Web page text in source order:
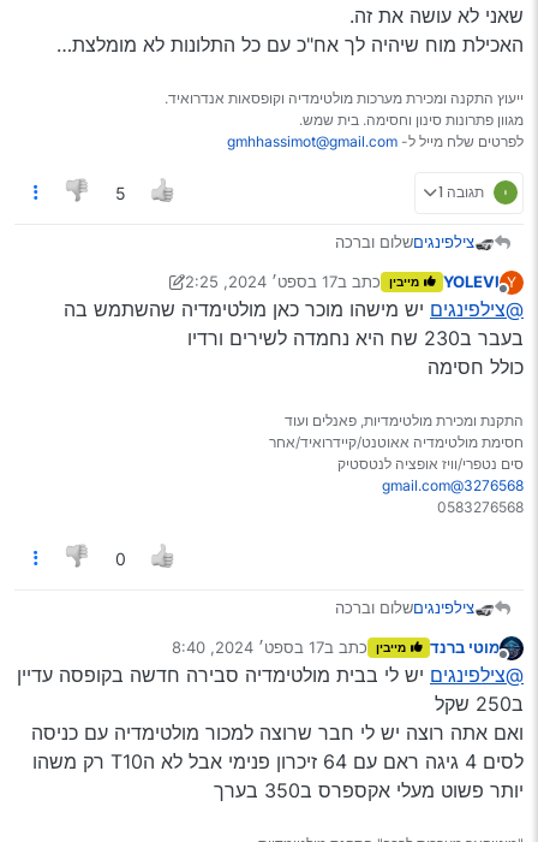
שאני לא עושה את זה.
האכילת מוח שיהיה לך אח"כ עם כל התלונות לא מומלצת…
ייעוץ התקנה ומכירת מערכות מולטימדיה וקופסאות אנדרואיד.
מגוון פתרונות סינון וחסימה. בית שמש.
לפרטים שלח מייל ל- gmhhassimot@gmail.com
תגובה 1 5
צילפינגיםשלום וברכה
ובמחיר טוב [יש דבר כזה בכלל]
@מיישה @מוטי-ברנד
יש"כ עצום
Y
מנותק
YOLEVI מייבין כתב ב17 בספט׳ 2024, 2:25
נערך לאחרונה על ידי YOLEVI
@צילפינגים יש מישהו מוכר כאן מולטימדיה שהשתמש בה
בעבר ב230 שח היא נחמדה לשירים ורדיו
כולל חסימה
התקנת ומכירת מולטימדיות, פאנלים ועוד
חסימת מולטימדיה אאוטנט/קיידרואיד/אחר
סים נטפרי/וויז אופציה לנטסטיק
3276568@gmail.com
0583276568
0
צילפינגיםשלום וברכה
ובמחיר טוב [יש דבר כזה בכלל]
@מיישה @מוטי-ברנד
מנותק
מוטי ברנד מייבין כתב ב17 בספט׳ 2024, 8:40
נערך לאחרונה על ידי
@צילפינגים יש לי בבית מולטימדיה סבירה חדשה בקופסה עדיין
ב250 שקל
ואם אתה רוצה יש לי חבר שרוצה למכור מולטימדיה עם כניסה
לסים 4 גיגה ראם עם 64 זיכרון פנימי אבל לא הT10 רק משהו
יותר פשוט מעלי אקספרס ב350 בערך